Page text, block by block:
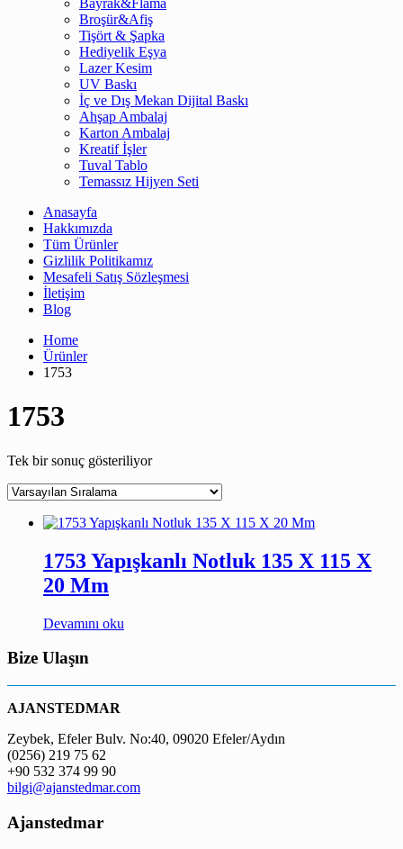
Broşür&Afiş
Tişört & Şapka
Hediyelik Eşya
Lazer Kesim
UV Baskı
İç ve Dış Mekan Dijital Baskı
Ahşap Ambalaj
Karton Ambalaj
Kreatif İşler
Tuval Tablo
Temassız Hijyen Seti
Anasayfa
Hakkımızda
Tüm Ürünler
Gizlilik Politikamız
Mesafeli Satış Sözleşmesi
İletişim
Blog
Home
Ürünler
1753
1753
Tek bir sonuç gösteriliyor
1753 Yapışkanlı Notluk 135 X 115 X
20 Mm
Devamını oku
Bize Ulaşın
AJANSTEDMAR
Zeybek, Efeler Bulv. No:40, 09020 Efeler/Aydın
(0256) 219 75 62
+90 532 374 99 90
bilgi@ajanstedmar.com
Ajanstedmar